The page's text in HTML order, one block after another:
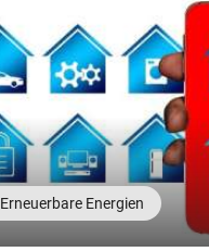
Erneuerbare Energien